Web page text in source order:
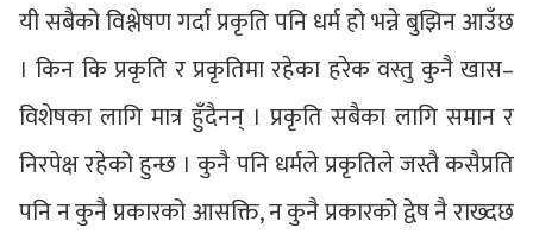
यी सबैको विश्लेषण गर्दा प्रकृति पनि धर्म हो भन्ने बुझिन आउँछ
। किन कि प्रकृति र प्रकृतिमा रहेका हरेक वस्तु कुनै खास–
विशेषका लागि मात्र हुँदैनन् । प्रकृति सबैका लागि समान र
निरपेक्ष रहेको हुन्छ । कुनै पनि धर्मले प्रकृतिले जस्तै कसैप्रति
पनि न कुनै प्रकारको आसक्ति, न कुनै प्रकारको द्वेष नै राख्दछ